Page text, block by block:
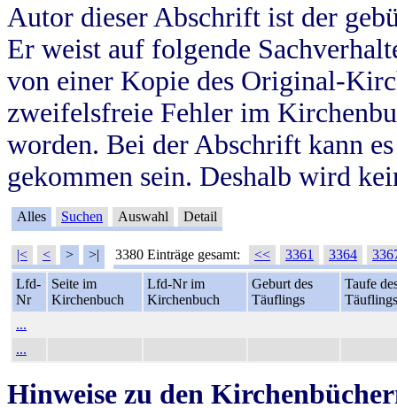
Autor dieser Abschrift ist der
Er weist auf folgende
von einer Kopie des Original-
zweifelsfreie Fehler im
worden. Bei der Abschrift kann
gekommen sein. Deshalb wird
Alles Suchen Auswahl Detail
|< < > >| 3380 Einträge gesamt: << 3361 3364
Lfd-
Nr
Seite im
Kirchenbuch
Lfd-Nr im
Kirchenbuch
Geburt des
Täuflings
Taufe
Täuflings
...
...
Hinweise zu den